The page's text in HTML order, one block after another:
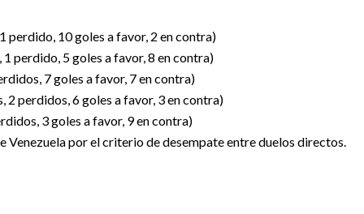
perdido, 10 goles a favor, 2 en contra)
perdido, 5 goles a favor, 8 en contra)
7 goles a favor, 7 en contra)
2 perdidos, 6 goles a favor, 3 en contra)
3 goles a favor, 9 en contra)
Venezuela por el criterio de desempate entre duelos directos.